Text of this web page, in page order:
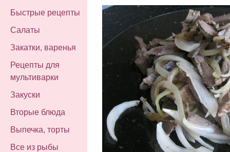
Быстрые рецепты
Салаты
Закатки, варенья
Рецепты для
мультиварки
Закуски
Вторые блюда
Выпечка, торты
Все из рыбы